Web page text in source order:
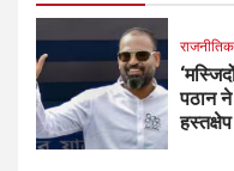
राजनीतिक
पठान